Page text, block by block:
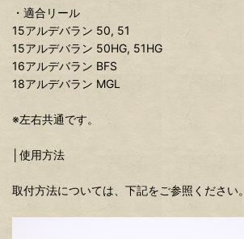
・適合リール
15アルデバラン 50, 51
15アルデバラン 50HG, 51HG
16アルデバラン BFS
18アルデバラン MGL
※左右共通です。
│使用方法
取付方法については、下記をご参照ください。